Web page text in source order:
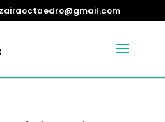
zairaoctaedro@gmail.com